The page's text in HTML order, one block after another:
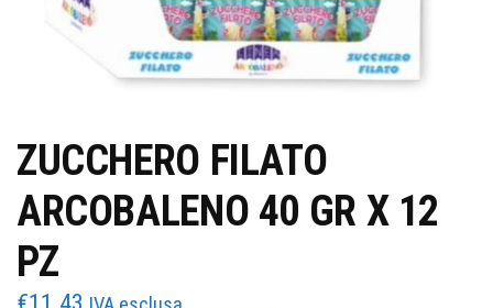
ZUCCHERO FILATO
ARCOBALENO 40 GR X 12
PZ